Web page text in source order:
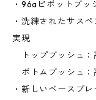
・96aピボットブッ
・洗練されたサス
実現
トップブッシュ：
ボトムブッシュ：
・新しいベースプ